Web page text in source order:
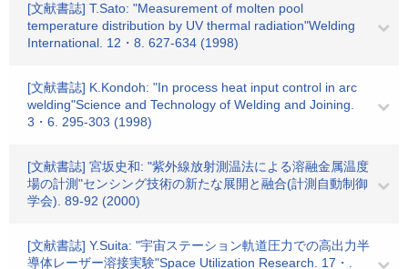
[文献書誌] T.Sato: "Measurement of molten pool
temperature distribution by UV thermal radiation"Welding
International. 12・8. 627-634 (1998)
[文献書誌] K.Kondoh: "In process heat input control in arc
welding"Science and Technology of Welding and Joining.
3・6. 295-303 (1998)
[文献書誌] 宮坂史和: "紫外線放射測温法による溶融金属温度
場の計測"センシング技術の新たな展開と融合(計測自動制御
学会). 89-92 (2000)
[文献書誌] Y.Suita: "宇宙ステーション軌道圧力での高出力半
導体レーザー溶接実験"Space Utilization Research. 17・.